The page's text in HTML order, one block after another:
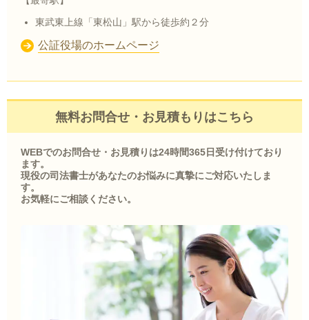
東武東上線「東松山」駅から徒歩約２分
公証役場のホームページ
無料お問合せ・お見積もりはこちら
WEBでのお問合せ・お見積りは24時間365日受け付けており
ます。
現役の司法書士があなたのお悩みに真摯にご対応いたしま
す。
お気軽にご相談ください。